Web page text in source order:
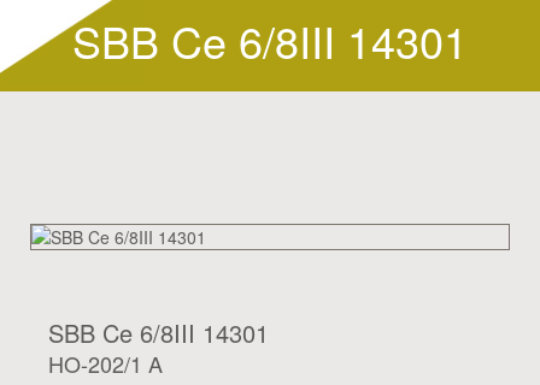
SBB Ce 6/8III 14301
SBB Ce 6/8III 14301
HO-202/1 A